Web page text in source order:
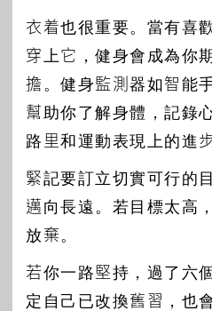
衣着也很重要。當有喜
穿上它，健身會成為你
擔。健身監測器如智能
幫助你了解身體，記錄
路里和運動表現上的進步
緊記要訂立切實可行的
邁向長遠。若目標太高
放棄。
若你一路堅持，過了六
定自己已改換舊習，也